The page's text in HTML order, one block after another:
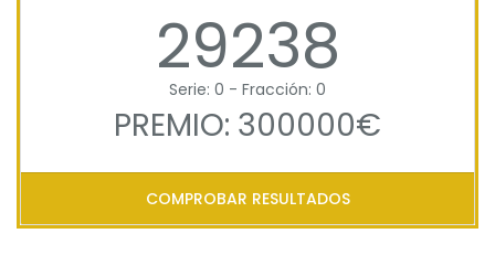
29238
Serie: 0 - Fracción: 0
PREMIO: 300000€
COMPROBAR RESULTADOS